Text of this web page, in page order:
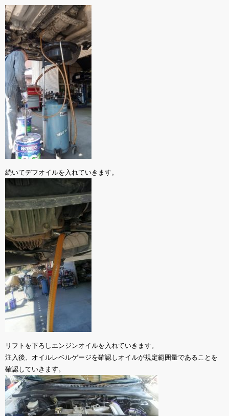
続いてデフオイルを入れていきます。
リフトを下ろしエンジンオイルを入れていきます。
注入後、オイルレベルゲージを確認しオイルが規定範囲量であることを
確認していきます。